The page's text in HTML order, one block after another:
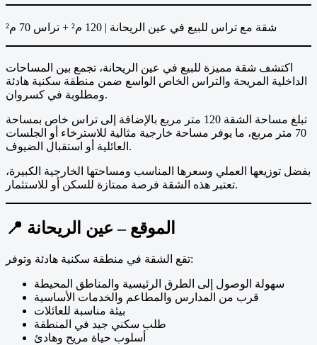
شقة مع تراس للبيع في عين الريحانة | 120 م² + تراس 70 م²
اكتشف شقة مميزة للبيع في عين الريحانة، تجمع بين المساحات
الداخلية المريحة والتراس الخاص الواسع ضمن منطقة سكنية هادئة
ومطلوبة في كسروان.
تبلغ مساحة الشقة 120 متر مربع بالإضافة إلى تراس خاص بمساحة
70 متر مربع، ما يوفر مساحة خارجية مثالية للاسترخاء أو الجلسات
العائلية أو استقبال الضيوف.
بفضل توزيعها العملي وسعرها المناسب ومساحتها الخارجية الكبيرة،
تعتبر هذه الشقة فرصة ممتازة للسكن أو للاستثمار.
📍 الموقع – عين الريحانة
تقع الشقة في منطقة سكنية هادئة وتوفر:
سهولة الوصول إلى الطرق الرئيسية والمناطق المحيطة
قرب من المدارس والمطاعم والخدمات الأساسية
بيئة مناسبة للعائلات
طلب سكني جيد في المنطقة
أسلوب حياة مريح وهادئ